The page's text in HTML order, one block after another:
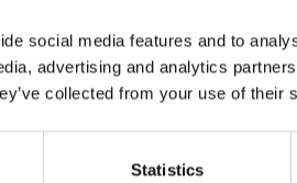
social media features and to
advertising and analytics
collected from your use of their
Statistics
De Polypro Neoprene
aan kracht, flexibiliteit of balans,